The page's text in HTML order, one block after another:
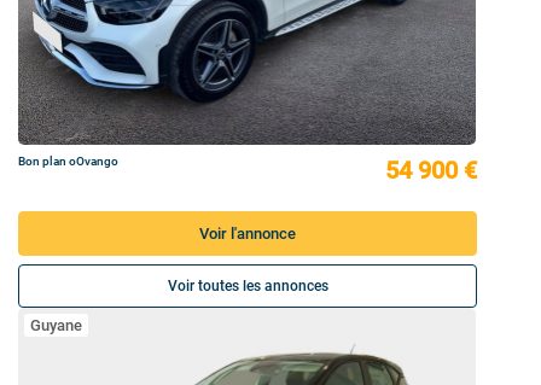
Bon plan oOvango 54 900 €
Voir l'annonce
Voir toutes les annonces
Guyane